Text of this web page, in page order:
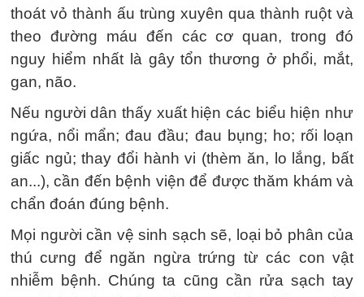
thoát vỏ thành ấu trùng xuyên qua thành ruột và
theo đường máu đến các cơ quan, trong đó
nguy hiểm nhất là gây tổn thương ở phổi, mắt,
gan, não.
Nếu người dân thấy xuất hiện các biểu hiện như
ngứa, nổi mẩn; đau đầu; đau bụng; ho; rối loạn
giấc ngủ; thay đổi hành vi (thèm ăn, lo lắng, bất
an...), cần đến bệnh viện để được thăm khám và
chẩn đoán đúng bệnh.
Mọi người cần vệ sinh sạch sẽ, loại bỏ phân của
thú cưng để ngăn ngừa trứng từ các con vật
nhiễm bệnh. Chúng ta cũng cần rửa sạch tay